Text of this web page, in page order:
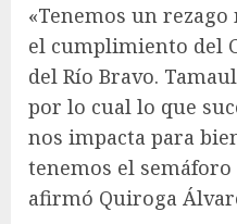
«Tenemos un
el cumplimiento del
del Río Bravo.
por lo cual lo que
nos impacta para
tenemos el
afirmó Quiroga